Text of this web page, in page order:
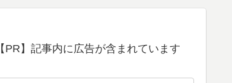
【PR】記事内に広告が含まれています